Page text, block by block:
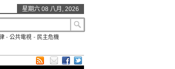
星期六 08 八月, 2026
-公共電視 - 民主危機